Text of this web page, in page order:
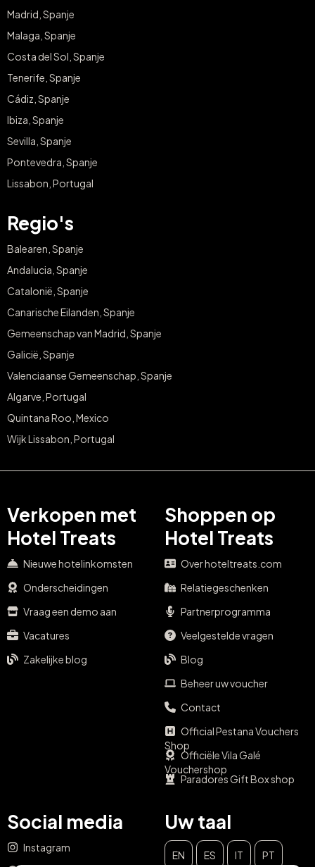
Madrid, Spanje
Malaga, Spanje
Costa del Sol, Spanje
Tenerife, Spanje
Cádiz, Spanje
Ibiza, Spanje
Sevilla, Spanje
Pontevedra, Spanje
Lissabon, Portugal
Regio's
Balearen, Spanje
Andalucia, Spanje
Catalonië, Spanje
Canarische Eilanden, Spanje
Gemeenschap van Madrid, Spanje
Galicië, Spanje
Valenciaanse Gemeenschap, Spanje
Algarve, Portugal
Quintana Roo, Mexico
Wijk Lissabon, Portugal
Verkopen met
Hotel Treats
Nieuwe hotelinkomsten
Onderscheidingen
Vraag een demo aan
Vacatures
Zakelijke blog
Shoppen op
Hotel Treats
Over hoteltreats.com
Relatiegeschenken
Partnerprogramma
Veelgestelde vragen
Blog
Beheer uw voucher
Contact
Official Pestana Vouchers
Shop
Officiële Vila Galé
Vouchershop
Paradores Gift Box shop
Social media
Instagram
Uw taal
EN ES IT PT